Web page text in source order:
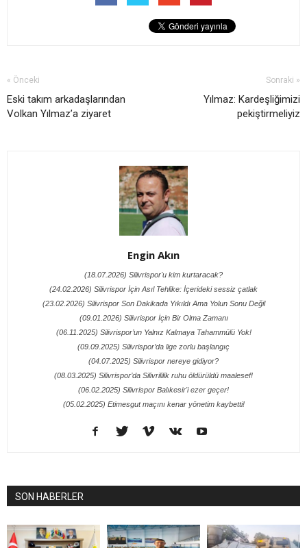
« Önceki
Eski takım arkadaşlarından
Volkan Yılmaz’a ziyaret
Sonraki »
Yılmaz: Kardeşliğimizi
pekiştirmeliyiz
Engin Akın
(18.07.2026) Silivrispor'u kim kurtaracak?
(24.02.2026) Silivrispor İçin Asıl Tehlike: İçerideki sessiz çatlak
(23.02.2026) Silivrispor Son Dakikada Yıkıldı Ama Yolun Sonu Değil
(09.01.2026) Silivrispor İçin Bir Olma Zamanı
(06.11.2025) Silivrispor’un Yalnız Kalmaya Tahammülü Yok!
(09.09.2025) Silivrispor’da lige zorlu başlangıç
(04.07.2025) Silivrispor nereye gidiyor?
(08.03.2025) Silivrispor’da Silivrililik ruhu öldürüldü maalesef!
(06.02.2025) Silivrispor Balıkesir'i ezer geçer!
(05.02.2025) Etimesgut maçını kenar yönetim kaybetti!
SON HABERLER